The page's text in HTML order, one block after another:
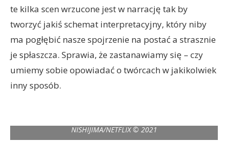
te kilka scen wrzucone jest w narrację tak by
tworzyć jakiś schemat interpretacyjny, który niby
ma pogłębić nasze spojrzenie na postać a strasznie
je spłaszcza. Sprawia, że zastanawiamy się – czy
umiemy sobie opowiadać o twórcach w jakikolwiek
inny sposób.
HALSTON (L to R) HALSTONETTE, DAVID PITTU as JOE EULA,
NISHIJIMA/NETFLIX © 2021